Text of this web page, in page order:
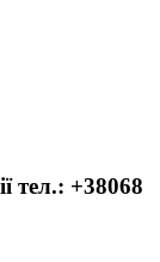
тел.: +38068